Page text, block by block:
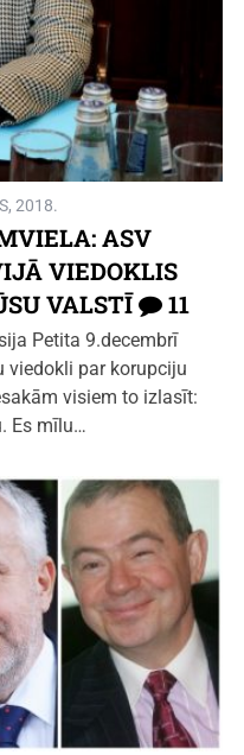
2018.
ASV
VIEDOKLIS
VALSTĪ
11
Petita 9.decembrī
viedokli par korupciju
visiem to izlasīt:
Es mīlu…